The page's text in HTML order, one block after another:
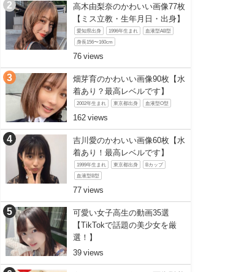
高木由梨奈のかわいい画像77枚
【ミス立教・生年月日・出身】
愛知県出身 1996年生まれ 血液型AB型
身長156〜160cm
76
畑芽育のかわいい画像90枚【水
着あり？最高レベルです】
2002年生まれ 東京都出身 血液型O型
162
吉川愛のかわいい画像60枚【水
着あり！最高レベルです】
1999年生まれ 東京都出身 Bカップ
血液型B型
77
可愛い女子高生の動画35選
【TikTokで話題の美少女を厳
選！】
39